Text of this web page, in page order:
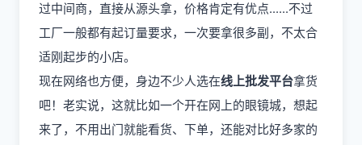
过中间商，直接从源头拿，价格肯定有优点......不过
工厂一般都有起订量要求，一次要拿很多副，不太合
适刚起步的小店。
现在网络也方便，身边不少人选在线上批发平台拿货
吧！老实说，这就比如一个开在网上的眼镜城，想起
来了，不用出门就能看货、下单，还能对比好多家的